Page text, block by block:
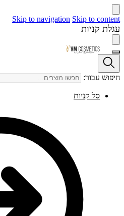
Skip to navigation Skip to content
עגלת קניות
חיפוש עבור:
סל קניות